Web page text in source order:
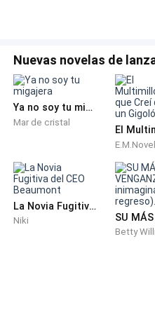
solo la humillación de la
pequeñas traiciones, de
convertidos en evidencia.
y cada botón ajustado,
clavar una estaca en el
—¿Tú? ¿Mi mejor amiga?
cuarto? —las palabras
por la ira y el dolor—. ¡Te
Nuevas novelas de
Ya no soy tu migajera
Mar de cristal
La Novia Fugitiva del CEO Beaumont
Niki
Betty